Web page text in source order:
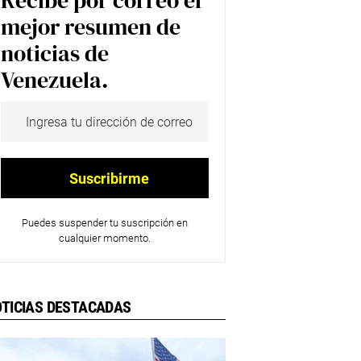
mejor resumen de
noticias de
Venezuela.
Puedes suspender tu suscripción en
cualquier momento.
DESTACADAS